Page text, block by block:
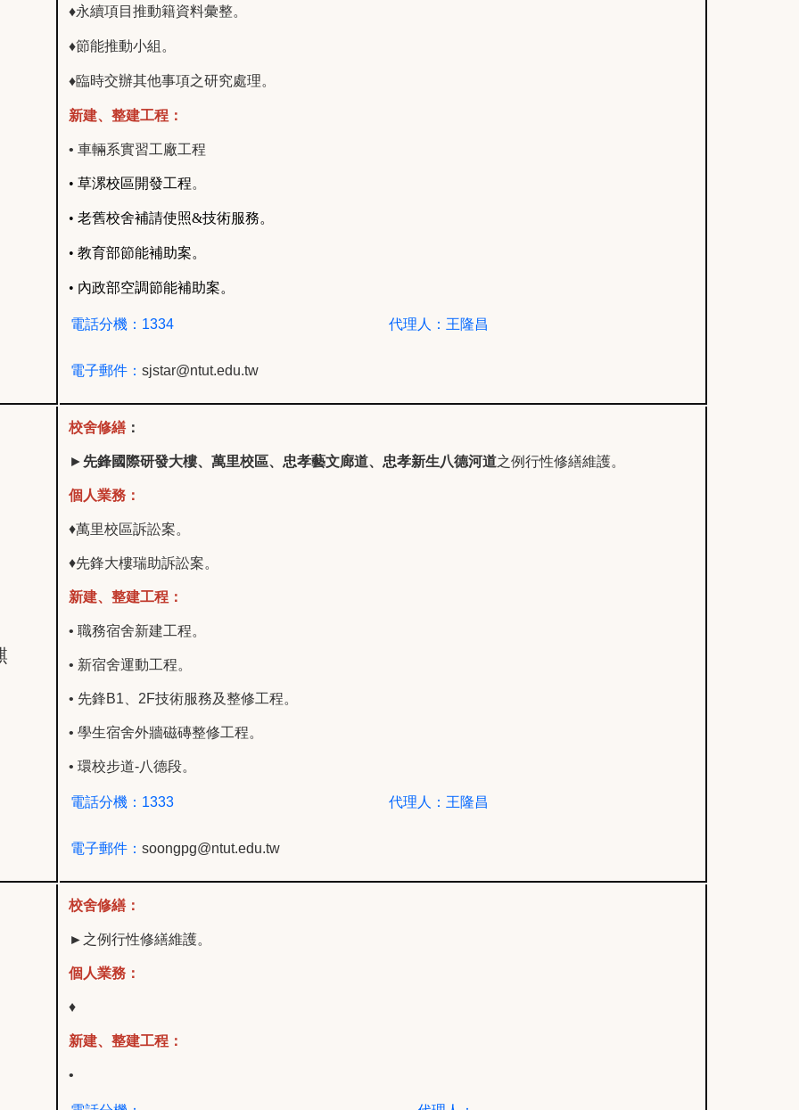
♦永續項目推動籍資料彙整。
♦節能推動小組。
♦臨時交辦其他事項之研究處理。
新建、整建工程：
• 車輛系實習工廠工程
• 草漯校區開發工程。
• 老舊校舍補請使照&技術服務。
• 教育部節能補助案。
• 內政部空調節能補助案。
電話分機：1334 代理人：王隆昌
電子郵件： sjstar@ntut.edu.tw
校舍修繕：
► 先鋒國際研發大樓、萬里校區、忠孝藝文廊道、忠孝新生八德河道之例行性修繕維護。
個人業務：
♦萬里校區訴訟案。
♦先鋒大樓瑞助訴訟案。
新建、整建工程：
• 職務宿舍新建工程。
• 新宿舍運動工程。
• 先鋒B1、2F技術服務及整修工程。
• 學生宿舍外牆磁磚整修工程。
• 環校步道-八德段。
電話分機：1333 代理人：王隆昌
電子郵件： soongpg@ntut.edu.tw
校舍修繕：
► 之例行性修繕維護。
個人業務：
♦
新建、整建工程：
•